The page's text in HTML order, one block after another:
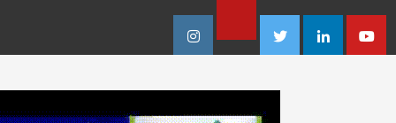
Instagram
Facebook
TwitterLinkedin